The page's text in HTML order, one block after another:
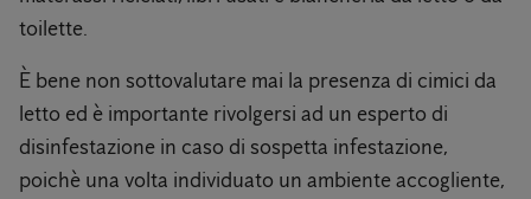
toilette.
È bene non sottovalutare mai la presenza di cimici da
letto ed è importante rivolgersi ad un esperto di
disinfestazione in caso di sospetta infestazione,
poichè una volta individuato un ambiente accogliente,